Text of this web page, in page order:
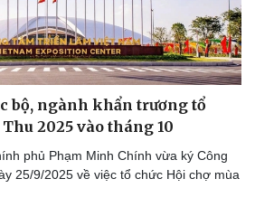
bộ, ngành khẩn trương tổ
2025 vào tháng 10
phủ Phạm Minh Chính vừa ký Công
25/9/2025 về việc tổ chức Hội chợ mùa